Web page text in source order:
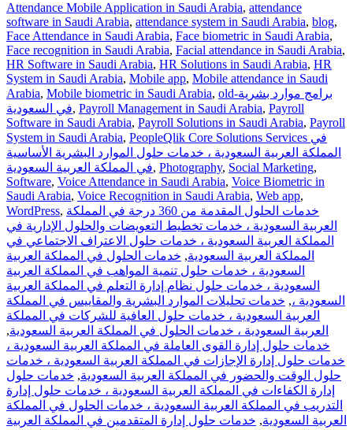
Attendance Mobile Application in Saudi Arabia, attendance
software in Saudi Arabia, attendance system in Saudi Arabia, blog,
Face Attendance in Saudi Arabia, Face biometric in Saudi Arabia,
Face recognition in Saudi Arabia, Facial attendance in Saudi Arabia,
HR Software in Saudi Arabia, HR Solutions in Saudi Arabia, HR
System in Saudi Arabia, Mobile app, Mobile attendance in Saudi
Arabia, Mobile biometric in Saudi Arabia, old-برامج موارد بشرية
في السعودية, Payroll Management in Saudi Arabia, Payroll
Software in Saudi Arabia, Payroll Solutions in Saudi Arabia, Payroll
System in Saudi Arabia, PeopleQlik Core Solutions Services في
المملكة العربية السعودية ، خدمات حلول الموارد البشرية الأساسية
في المملكة العربية السعودية, Photography, Social Marketing,
Software, Voice Attendance in Saudi Arabia, Voice Biometric in
Saudi Arabia, Voice Recognition in Saudi Arabia, Web app,
WordPress, خدمات الحلول المقدمة من 360 درجة في المملكة
العربية السعودية ، خدمات تخطيط التعويضات والحلول الإدارية في
المملكة العربية السعودية ، خدمات حلول الاعتراف الاجتماعي في
المملكة العربية السعودية, خدمات الحلول في المملكة العربية
السعودية ، خدمات حلول تنمية المواهب في المملكة العربية
السعودية ، خدمات حلول نظام إدارة التعلم في المملكة العربية
السعودية ،, خدمات تحليلات الموارد البشرية والمقاييس في المملكة
العربية السعودية ، خدمات حلول العافية للشركات في المملكة
العربية السعودية ، خدمات الحلول في المملكة العربية السعودية,
خدمات حلول إدارة القوى العاملة في المملكة العربية السعودية ،
خدمات حلول إدارة الإجازات في المملكة العربية السعودية ، خدمات
حلول الوقت والحضور في المملكة العربية السعودية, خدمات حلول
إدارة الكفاءات في المملكة العربية السعودية ، خدمات حلول إدارة
التدريب في المملكة العربية السعودية ، خدمات الحلول في المملكة
العربية السعودية, خدمات حلول إدارة المتقدمين في المملكة العربية